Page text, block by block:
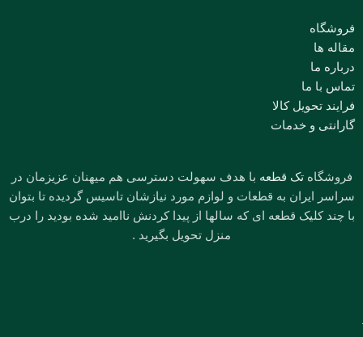
فروشگاه
مقاله ها
درباره ما
تماس با ما
فرایند تحویل کالا
گارانتی و خدمات
فروشگاهتک قطعه با هدف سهولت دسترسی هم میهنان عزیزمان در
سراسر ایران به قطعات و لوازم مورد نیازشان تاسیس گردیده تا بتوان
با چند کلیک قطعه ای که سالها از پیدا کردنش ناامید شده بودید را درب
منزل تحویل بگیرید .